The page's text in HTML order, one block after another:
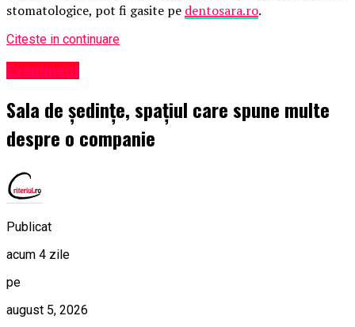
stomatologice, pot fi gasite pe dentosara.ro.
Citeste in continuare
Eveniment
Sala de ședințe, spațiul care spune multe
despre o companie
Publicat
acum 4 zile
pe
august 5, 2026